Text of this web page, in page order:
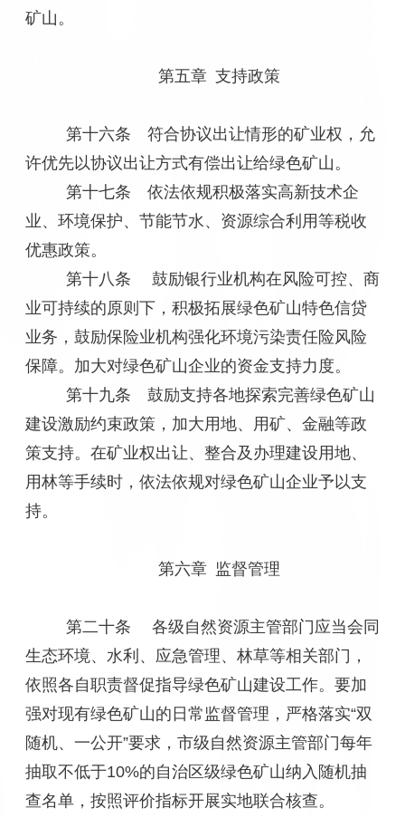
矿山。
第五章 支持政策
第十六条 符合协议出让情形的矿业权，允
许优先以协议出让方式有偿出让给绿色矿山。
第十七条 依法依规积极落实高新技术企
业、环境保护、节能节水、资源综合利用等税收
优惠政策。
第十八条 鼓励银行业机构在风险可控、商
业可持续的原则下，积极拓展绿色矿山特色信贷
业务，鼓励保险业机构强化环境污染责任险风险
保障。加大对绿色矿山企业的资金支持力度。
第十九条 鼓励支持各地探索完善绿色矿山
建设激励约束政策，加大用地、用矿、金融等政
策支持。在矿业权出让、整合及办理建设用地、
用林等手续时，依法依规对绿色矿山企业予以支
持。
第六章 监督管理
第二十条 各级自然资源主管部门应当会同
生态环境、水利、应急管理、林草等相关部门，
依照各自职责督促指导绿色矿山建设工作。要加
强对现有绿色矿山的日常监督管理，严格落实“双
随机、一公开”要求，市级自然资源主管部门每年
抽取不低于10%的自治区级绿色矿山纳入随机抽
查名单，按照评价指标开展实地联合核查。